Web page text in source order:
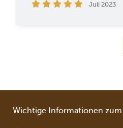
Juli 2023
Wichtige Informationen zum